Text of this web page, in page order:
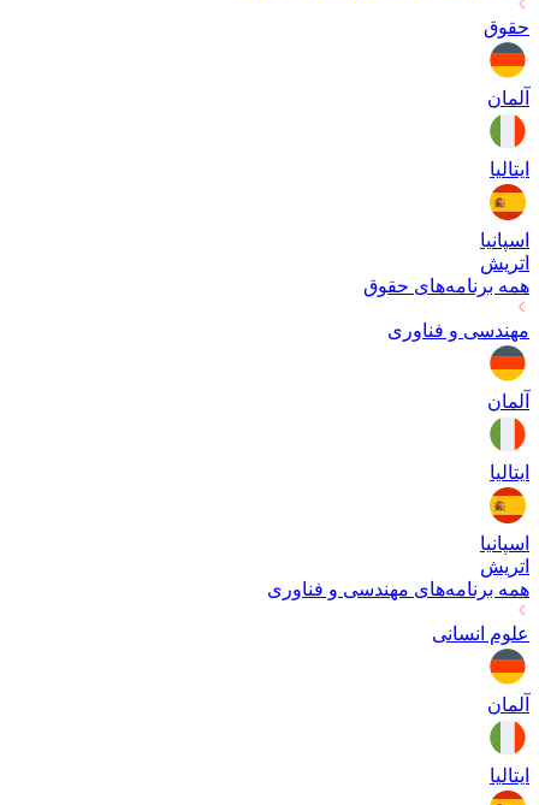
حقوق
آلمان
ایتالیا
اسپانیا
اتریش
همه برنامه‌های حقوق
مهندسی و فناوری
آلمان
ایتالیا
اسپانیا
اتریش
همه برنامه‌های مهندسی و فناوری
علوم انسانی
آلمان
ایتالیا